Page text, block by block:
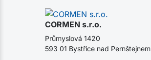
CORMEN s.r.o.
Průmyslová 1420
593 01 Bystřice nad Pernštejnem